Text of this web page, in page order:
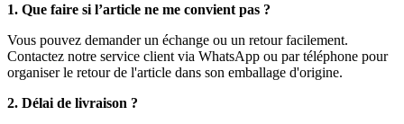
1. Que faire si l’article ne me convient pas ?
Vous pouvez demander un échange ou un retour facilement.
Contactez notre service client via WhatsApp ou par téléphone pour
organiser le retour de l'article dans son emballage d'origine.
2. Délai de livraison ?